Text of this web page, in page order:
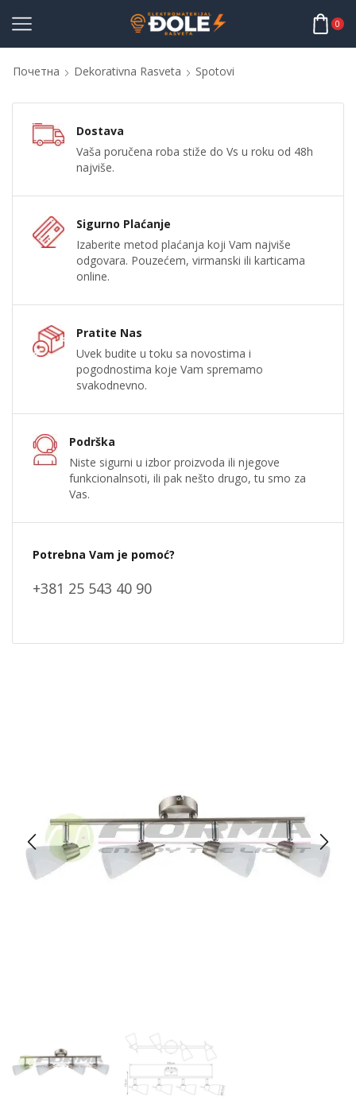
0
Почетна Dekorativna Rasveta Spotovi
Dostava
Vaša poručena roba stiže do Vs u roku od 48h
najviše.
Sigurno Plaćanje
Izaberite metod plaćanja koji Vam najviše
odgovara. Pouzećem, virmanski ili karticama
online.
Pratite Nas
Uvek budite u toku sa novostima i
pogodnostima koje Vam spremamo
svakodnevno.
Podrška
Niste sigurni u izbor proizvoda ili njegove
funkcionalnsoti, ili pak nešto drugo, tu smo za
Vas.
Potrebna Vam je pomoć?
+381 25 543 40 90